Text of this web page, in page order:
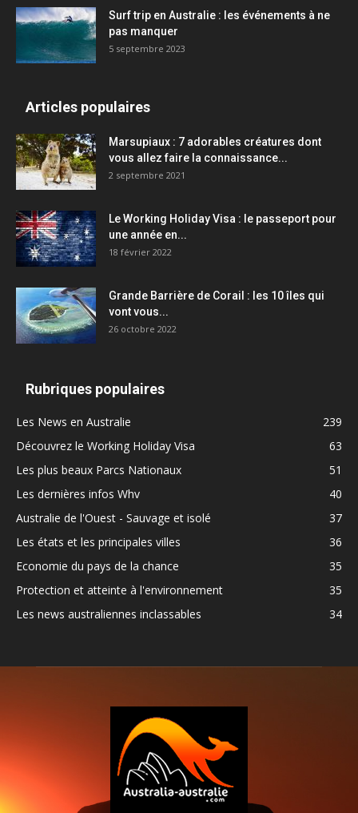
Surf trip en Australie : les événements à ne
pas manquer
5 septembre 2023
Articles populaires
Marsupiaux : 7 adorables créatures dont
vous allez faire la connaissance...
2 septembre 2021
Le Working Holiday Visa : le passeport pour
une année en...
18 février 2022
Grande Barrière de Corail : les 10 îles qui
vont vous...
26 octobre 2022
Rubriques populaires
Les News en Australie
239
Découvrez le Working Holiday Visa
63
Les plus beaux Parcs Nationaux
51
Les dernières infos Whv
40
Australie de l'Ouest - Sauvage et isolé
37
Les états et les principales villes
36
Economie du pays de la chance
35
Protection et atteinte à l'environnement
35
Les news australiennes inclassables
34